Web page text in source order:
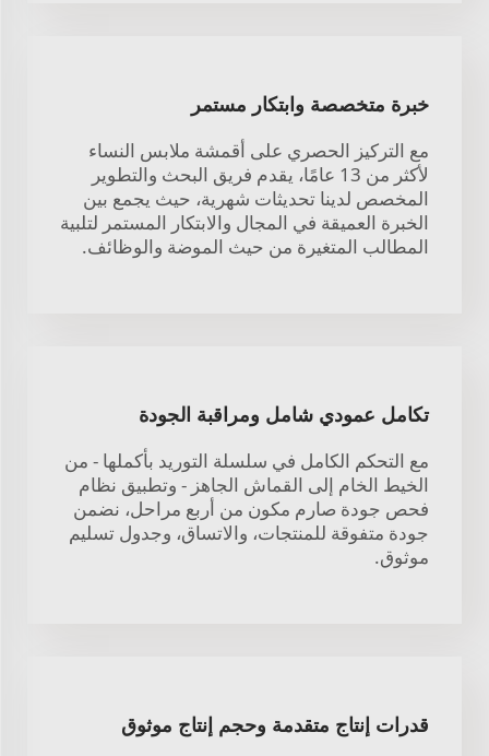
خبرة متخصصة وابتكار مستمر
مع التركيز الحصري على أقمشة ملابس النساء
لأكثر من 13 عامًا، يقدم فريق البحث والتطوير
المخصص لدينا تحديثات شهرية، حيث يجمع بين
الخبرة العميقة في المجال والابتكار المستمر لتلبية
المطالب المتغيرة من حيث الموضة والوظائف.
تكامل عمودي شامل ومراقبة الجودة
مع التحكم الكامل في سلسلة التوريد بأكملها - من
الخيط الخام إلى القماش الجاهز - وتطبيق نظام
فحص جودة صارم مكون من أربع مراحل، نضمن
جودة متفوقة للمنتجات، والاتساق، وجدول تسليم
موثوق.
قدرات إنتاج متقدمة وحجم إنتاج موثوق